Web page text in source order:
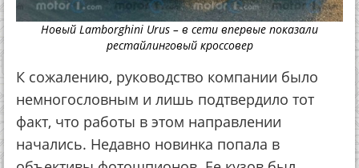
Новый Lamborghini Urus – в сети впервые показали
рестайлинговый кроссовер
К сожалению, руководство компании было
немногословным и лишь подтвердило тот
факт, что работы в этом направлении
начались. Недавно новинка попала в